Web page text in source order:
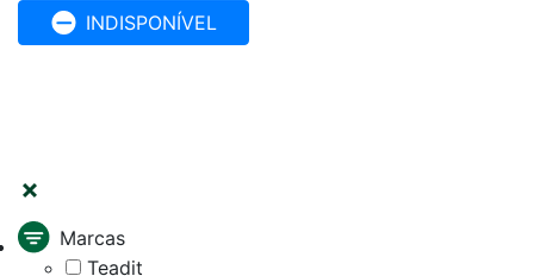
INDISPONÍVEL
Marcas
Teadit